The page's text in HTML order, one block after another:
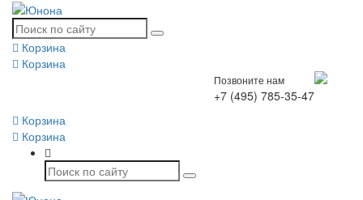
Корзина
Корзина
Позвоните нам
+7 (495) 785-35-47
Корзина
Корзина